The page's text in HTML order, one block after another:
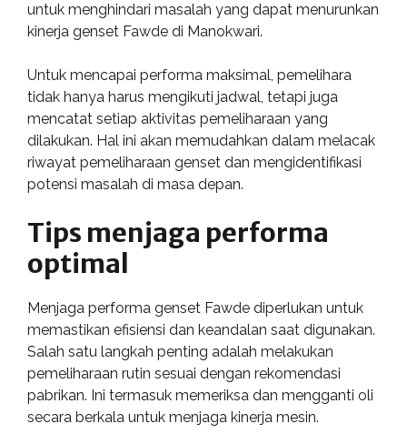
untuk menghindari masalah yang dapat menurunkan
kinerja genset Fawde di Manokwari.
Untuk mencapai performa maksimal, pemelihara
tidak hanya harus mengikuti jadwal, tetapi juga
mencatat setiap aktivitas pemeliharaan yang
dilakukan. Hal ini akan memudahkan dalam melacak
riwayat pemeliharaan genset dan mengidentifikasi
potensi masalah di masa depan.
Tips menjaga performa
optimal
Menjaga performa genset Fawde diperlukan untuk
memastikan efisiensi dan keandalan saat digunakan.
Salah satu langkah penting adalah melakukan
pemeliharaan rutin sesuai dengan rekomendasi
pabrikan. Ini termasuk memeriksa dan mengganti oli
secara berkala untuk menjaga kinerja mesin.